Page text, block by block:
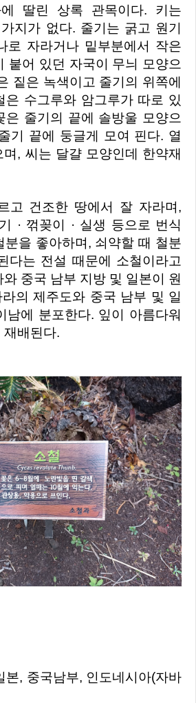
지가 없다. 줄기는 굵고 원기
로 자라거나 밑부분에서 작은
붙어 있던 자국이 무늬 모양으
짙은 녹색이고 줄기의 위쪽에
은 수그루와 암그루가 따로 있
은 줄기의 끝에 솔방울 모양으
기 끝에 둥글게 모여 핀다. 열
, 씨는 달걀 모양인데 한약재
· 꺾꽂이 · 실생 등으로 번식
분을 좋아하며, 쇠약할 때 철분
다는 전설 때문에 소철이라고
중국 남부 지방 및 일본이 원
의 제주도와 중국 남부 및 일
남에 분포한다. 잎이 아름다워
재배된다.
본, 중국남부, 인도네시아(자바